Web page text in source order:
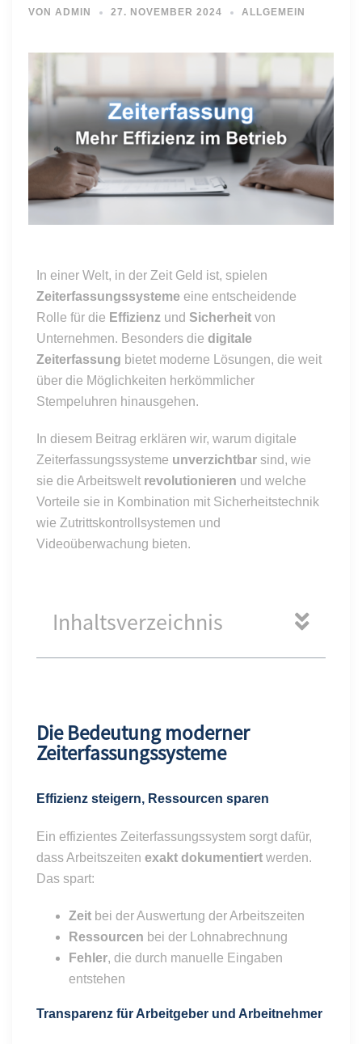
VON ADMIN 27. NOVEMBER 2024 ALLGEMEIN
In einer Welt, in der Zeit Geld ist, spielen
Zeiterfassungssysteme eine entscheidende
Rolle für die Effizienz und Sicherheit von
Unternehmen. Besonders die digitale
Zeiterfassung bietet moderne Lösungen, die weit
über die Möglichkeiten herkömmlicher
Stempeluhren hinausgehen.
In diesem Beitrag erklären wir, warum digitale
Zeiterfassungssysteme unverzichtbar sind, wie
sie die Arbeitswelt revolutionieren und welche
Vorteile sie in Kombination mit Sicherheitstechnik
wie Zutrittskontrollsystemen und
Videoüberwachung bieten.
Inhaltsverzeichnis
Die Bedeutung moderner
Zeiterfassungssysteme
Effizienz steigern, Ressourcen sparen
Ein effizientes Zeiterfassungssystem sorgt dafür,
dass Arbeitszeiten exakt dokumentiert werden.
Das spart:
Zeit bei der Auswertung der Arbeitszeiten
Ressourcen bei der Lohnabrechnung
Fehler, die durch manuelle Eingaben
entstehen
Transparenz für Arbeitgeber und Arbeitnehmer